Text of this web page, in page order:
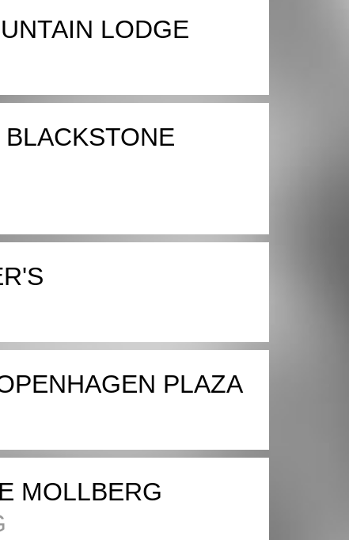
LODGE
BLACKSTONE
PLAZA
MOLLBERG